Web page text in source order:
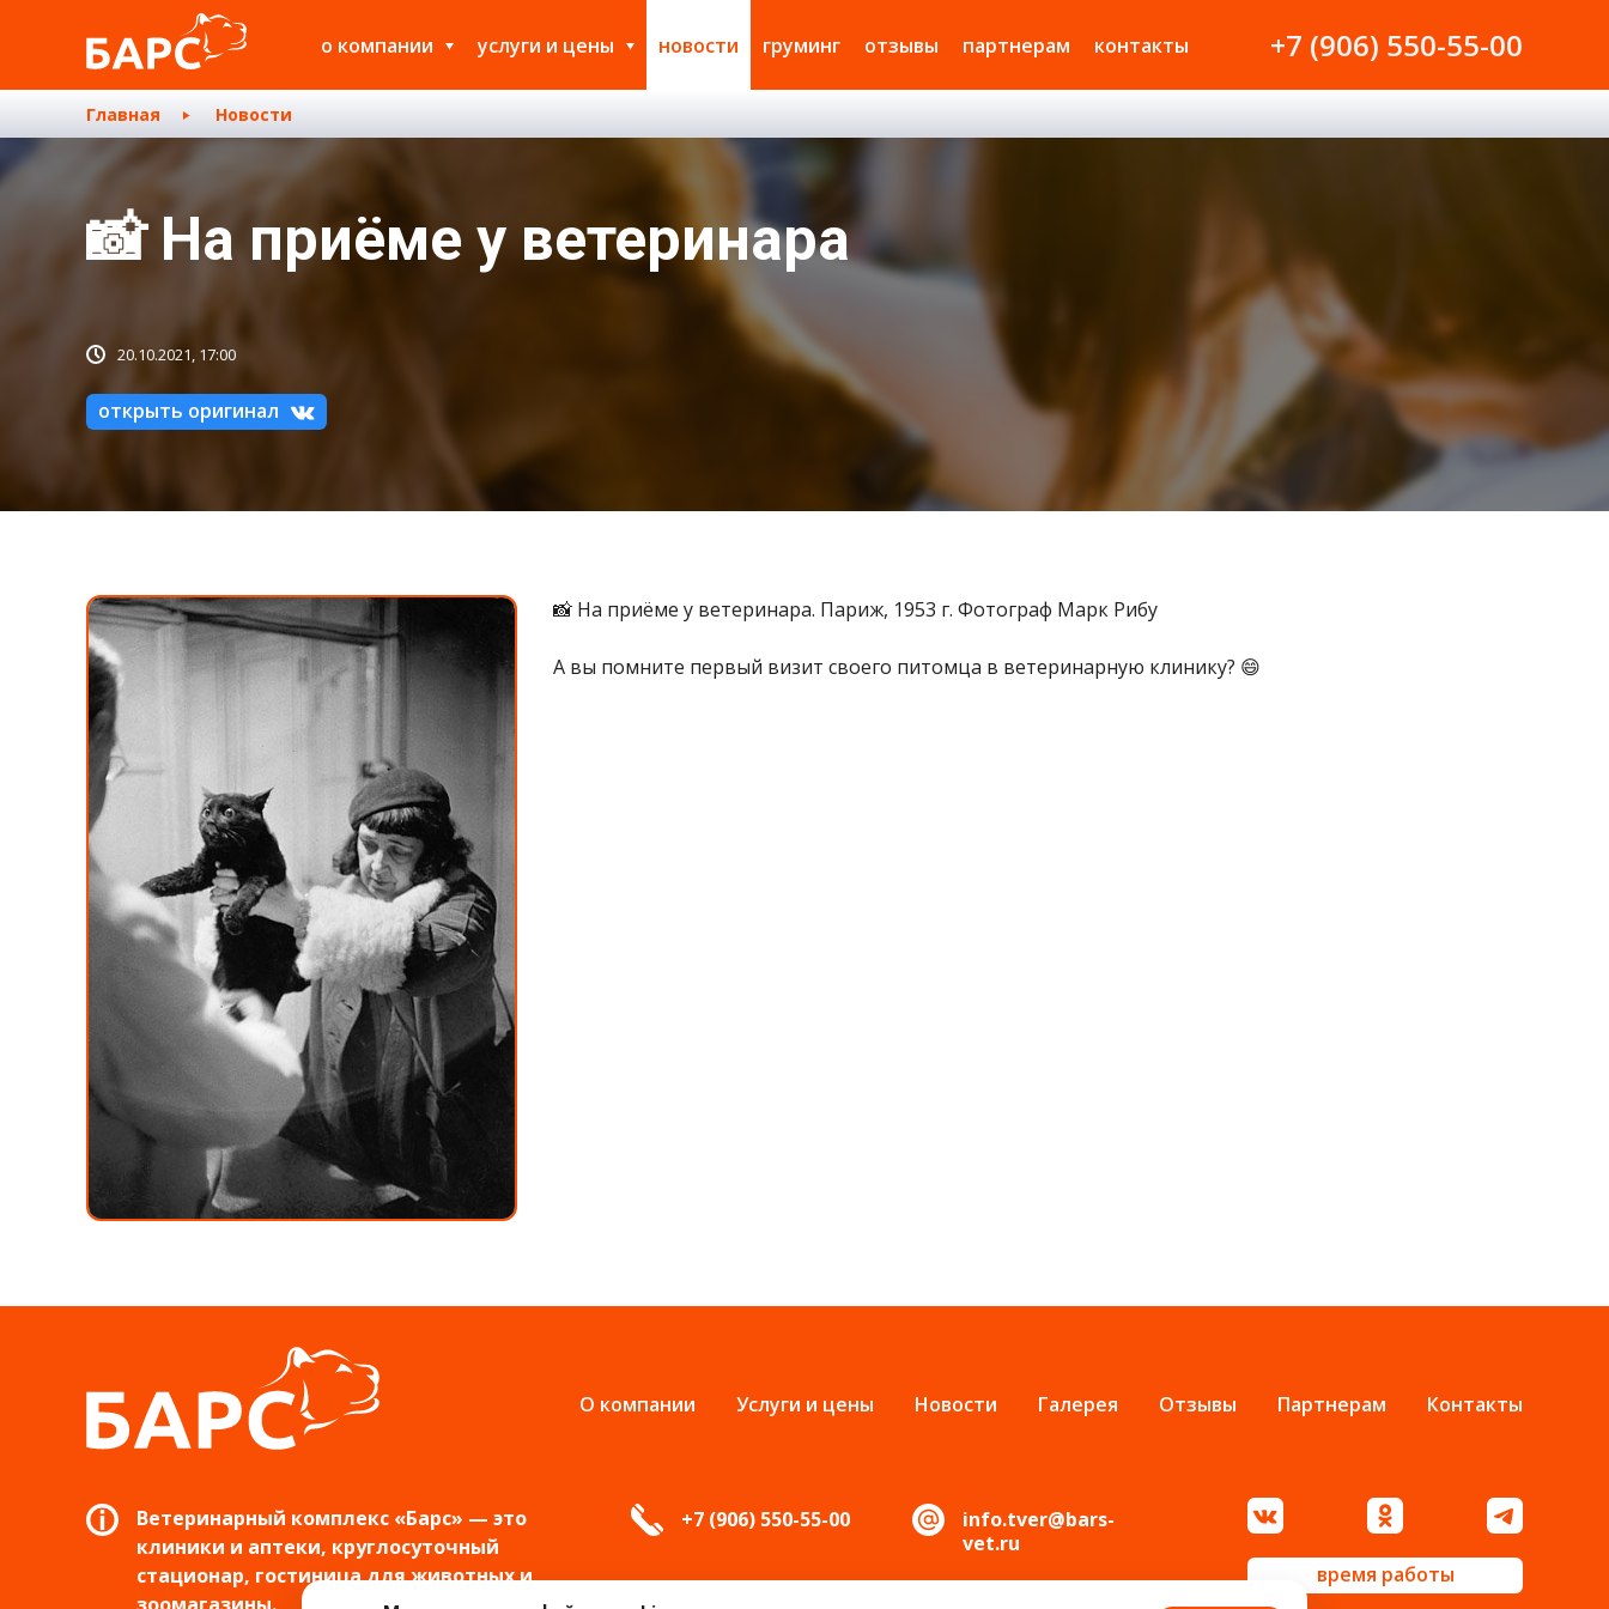
о компании услуги и цены новости груминг отзывы партнерам контакты +7 (906) 550-55-00
Главная Новости
📸 На приёме у ветеринара
20.10.2021, 17:00
открыть оригинал
📸 На приёме у ветеринара. Париж, 1953 г. Фотограф Марк Рибу
А вы помните первый визит своего питомца в ветеринарную клинику? 😄
О компании Услуги и цены Новости Галерея Отзывы Партнерам Контакты
Ветеринарный комплекс «Барс» — это
клиники и аптеки, круглосуточный
стационар, гостиница для животных и
зоомагазины.
+7 (906) 550-55-00
info.tver@bars-
vet.ru
время работы